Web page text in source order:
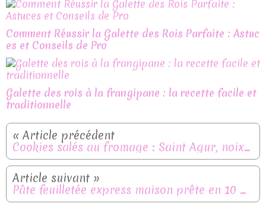
Comment Réussir la Galette des Rois Parfaite : Astuc
es et Conseils de Pro
Galette des rois à la frangipane : la recette facile et
traditionnelle
Cookies salés au fromage : Saint Agur, noix de pécan et emmental
Pâte feuilletée express maison prête en 10 minutes – recette facile